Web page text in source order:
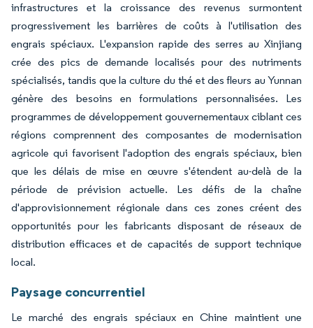
infrastructures et la croissance des revenus surmontent
progressivement les barrières de coûts à l'utilisation des
engrais spéciaux. L'expansion rapide des serres au Xinjiang
crée des pics de demande localisés pour des nutriments
spécialisés, tandis que la culture du thé et des fleurs au Yunnan
génère des besoins en formulations personnalisées. Les
programmes de développement gouvernementaux ciblant ces
régions comprennent des composantes de modernisation
agricole qui favorisent l'adoption des engrais spéciaux, bien
que les délais de mise en œuvre s'étendent au-delà de la
période de prévision actuelle. Les défis de la chaîne
d'approvisionnement régionale dans ces zones créent des
opportunités pour les fabricants disposant de réseaux de
distribution efficaces et de capacités de support technique
local.
Paysage concurrentiel
Le marché des engrais spéciaux en Chine maintient une